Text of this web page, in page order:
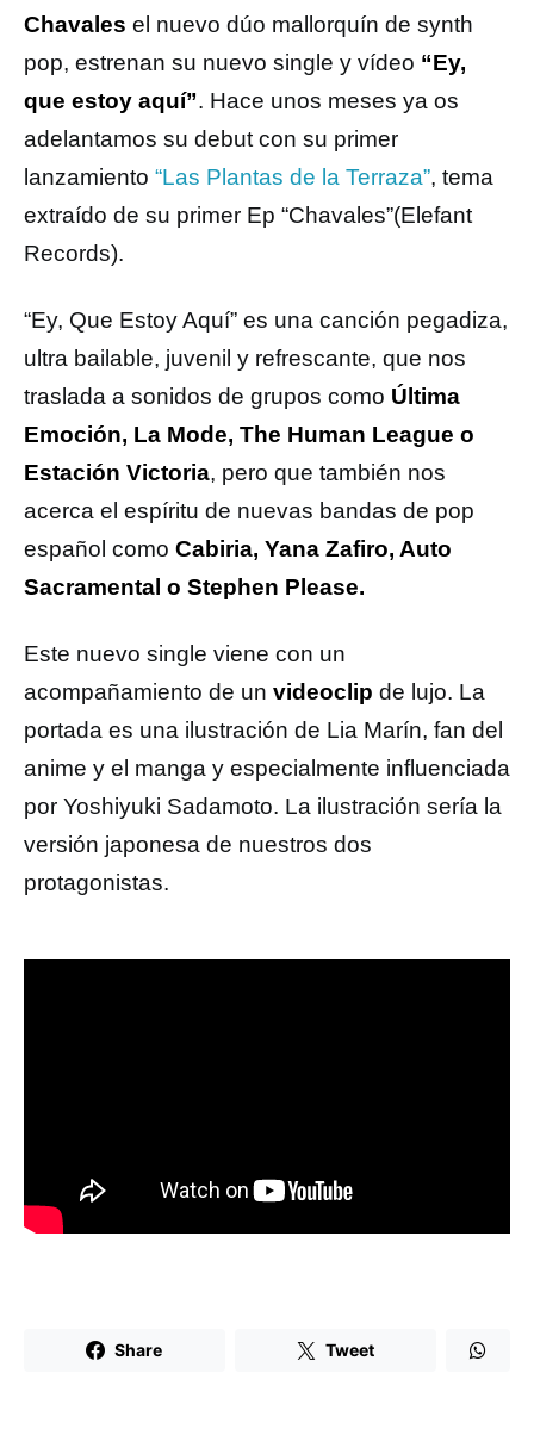
Chavales el nuevo dúo mallorquín de synth
pop, estrenan su nuevo single y vídeo “Ey,
que estoy aquí”. Hace unos meses ya os
adelantamos su debut con su primer
lanzamiento “Las Plantas de la Terraza”, tema
extraído de su primer Ep “Chavales”(Elefant
Records).
“Ey, Que Estoy Aquí” es una canción pegadiza,
ultra bailable, juvenil y refrescante, que nos
traslada a sonidos de grupos como Última
Emoción, La Mode, The Human League o
Estación Victoria, pero que también nos
acerca el espíritu de nuevas bandas de pop
español como Cabiria, Yana Zafiro, Auto
Sacramental o Stephen Please.
Este nuevo single viene con un
acompañamiento de un videoclip de lujo. La
portada es una ilustración de Lia Marín, fan del
anime y el manga y especialmente influenciada
por Yoshiyuki Sadamoto. La ilustración sería la
versión japonesa de nuestros dos
protagonistas.
Share Tweet